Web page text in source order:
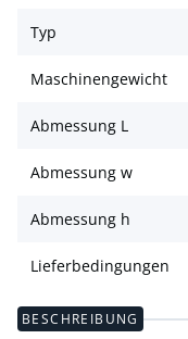
Typ
Maschinengewicht
Abmessung L
Abmessung w
Abmessung h
Lieferbedingungen
BESCHREIBUNG